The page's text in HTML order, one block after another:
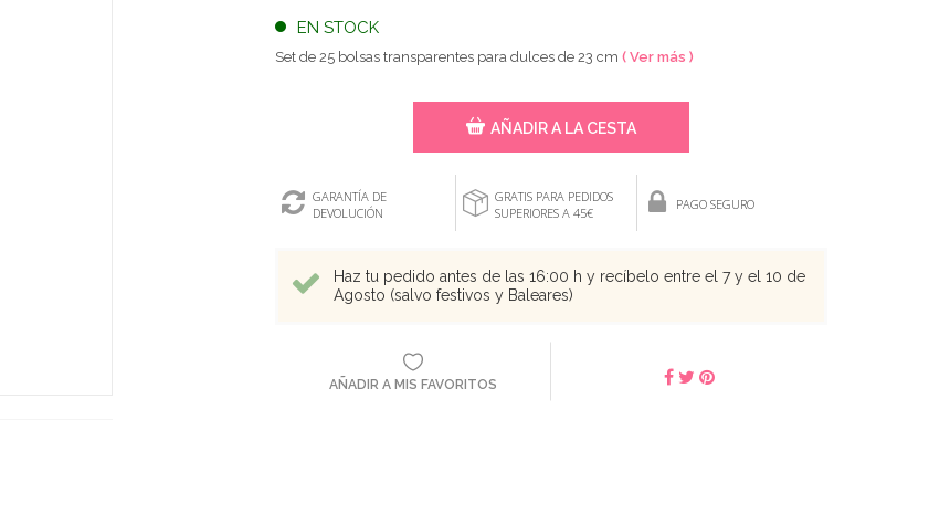
EN STOCK
Set de 25 bolsas transparentes para dulces de 23 cm ( Ver más )
AÑADIR A LA CESTA
GARANTÍA DE
DEVOLUCIÓN
GRATIS PARA PEDIDOS
SUPERIORES A 45€
PAGO SEGURO
Haz tu pedido antes de las 16:00 h y recíbelo entre el 7 y el 10 de
Agosto (salvo festivos y Baleares)
AÑADIR A MIS FAVORITOS